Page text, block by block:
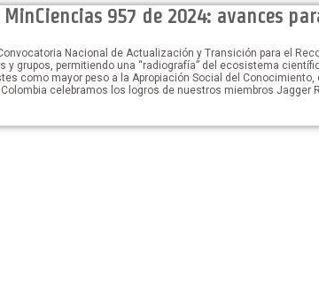
957 de 2024: avances
Nacional de Actualización y Transición para el
grupos, permitiendo una “radiografía” del ecosistema
como mayor peso a la Apropiación Social del
celebramos los logros de nuestros miembros Jagger